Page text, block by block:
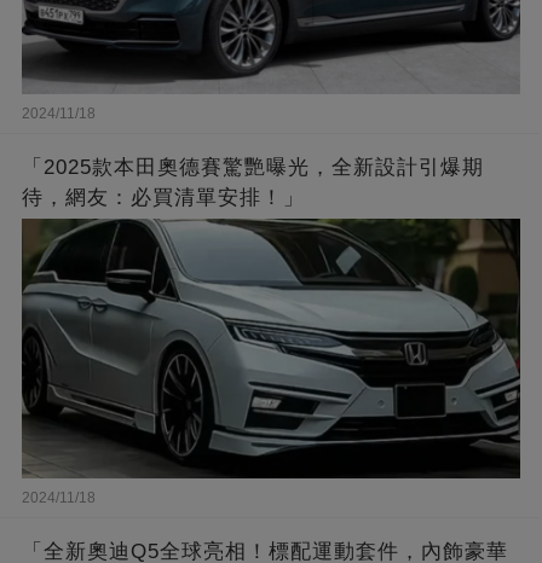
2024/11/18
「2025款本田奧德賽驚艷曝光，全新設計引爆期
待，網友：必買清單安排！」
2024/11/18
「全新奧迪Q5全球亮相！標配運動套件，內飾豪華